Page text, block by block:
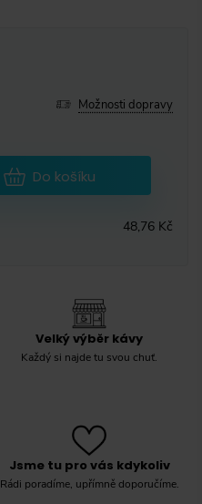
Možnosti dopravy
Do košíku
48,76 Kč
Velký výběr kávy
Každý si najde tu svou chuť.
Jsme tu pro vás kdykoliv
Rádi poradíme, upřímně doporučíme.